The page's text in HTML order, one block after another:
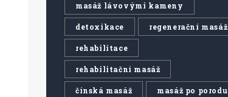
masáž lávovými kameny
detoxikace regenerační masáž
rehabilitace
rehabilitační masáž
čínská masáž masáž po porodu